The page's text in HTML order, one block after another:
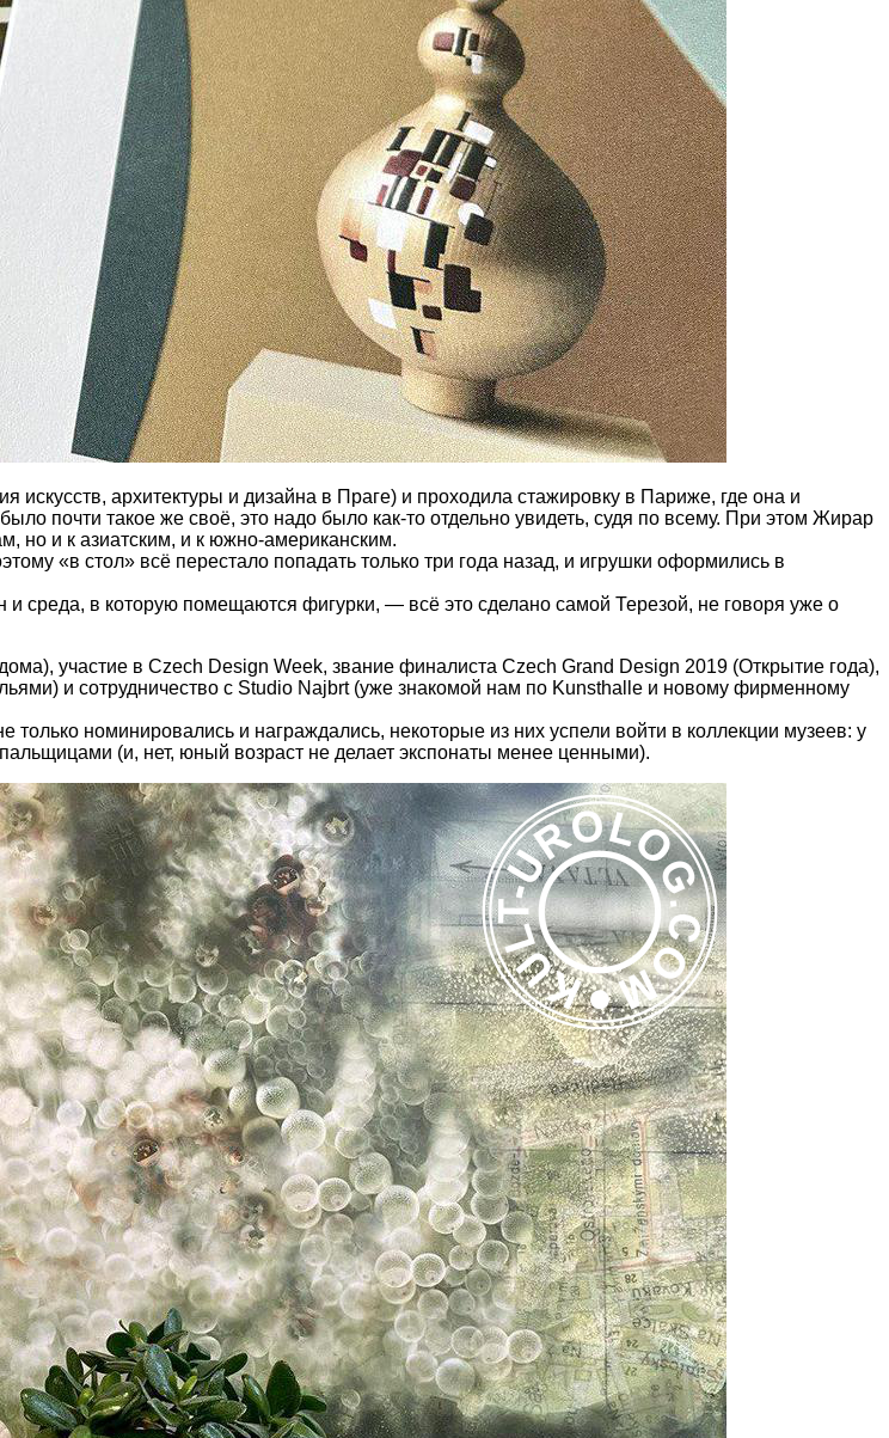
искусств, архитектуры и дизайна в Праге) и проходила стажировку в Париже, где она и
почти такое же своё, это надо было как-то отдельно увидеть, судя по всему. При этом Жирар
но и к азиатским, и к южно-американским.
«в стол» всё перестало попадать только три года назад, и игрушки оформились в
среда, в которую помещаются фигурки, — всё это сделано самой Терезой, не говоря уже о
участие в Czech Design Week, звание финалиста Czech Grand Design 2019 (Открытие года),
и сотрудничество с Studio Najbrt (уже знакомой нам по Kunsthalle и новому фирменному
номинировались и награждались, некоторые из них успели войти в коллекции музеев: у
(и, нет, юный возраст не делает экспонаты менее ценными).